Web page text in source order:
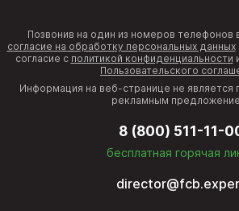
Позвонив на один из номеров телефонов
согласие на обработку персональных данных
согласие с политикой конфиденциальности
Пользовательского
Информация на веб-странице не является
рекламным
8 (800) 511-11-
бесплатная горячая